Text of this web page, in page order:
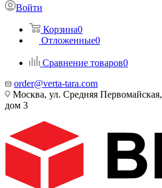
Войти
Корзина0
Отложенные0
Сравнение товаров0
order@verta-tara.com
Москва, ул. Средняя Первомайская,
дом 3